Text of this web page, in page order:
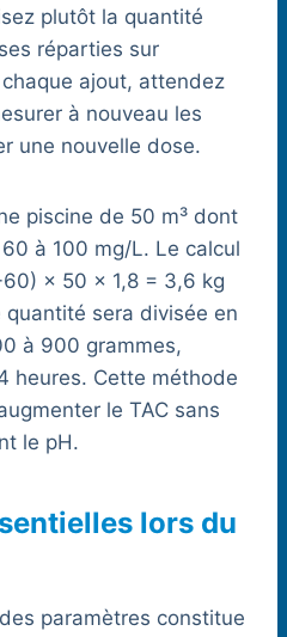
plutôt la quantité
réparties sur
ajout, attendez
à nouveau les
une nouvelle dose.
piscine de 50 m³ dont
à 100 mg/L. Le calcul
× 50 × 1,8 = 3,6 kg
sera divisée en
à 900 grammes,
heures. Cette méthode
le TAC sans
le pH.
lors du
paramètres constitue